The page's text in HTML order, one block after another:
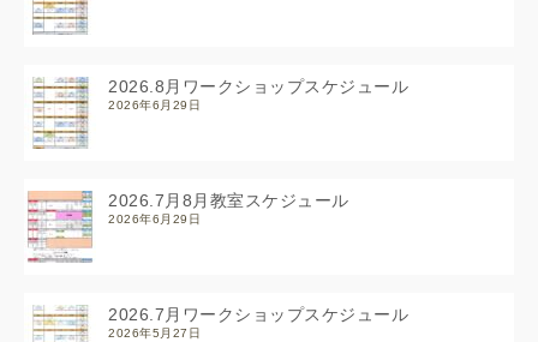
2026.8月ワークショップスケジュール
2026年6月29日
2026.7月8月教室スケジュール
2026年6月29日
2026.7月ワークショップスケジュール
2026年5月27日